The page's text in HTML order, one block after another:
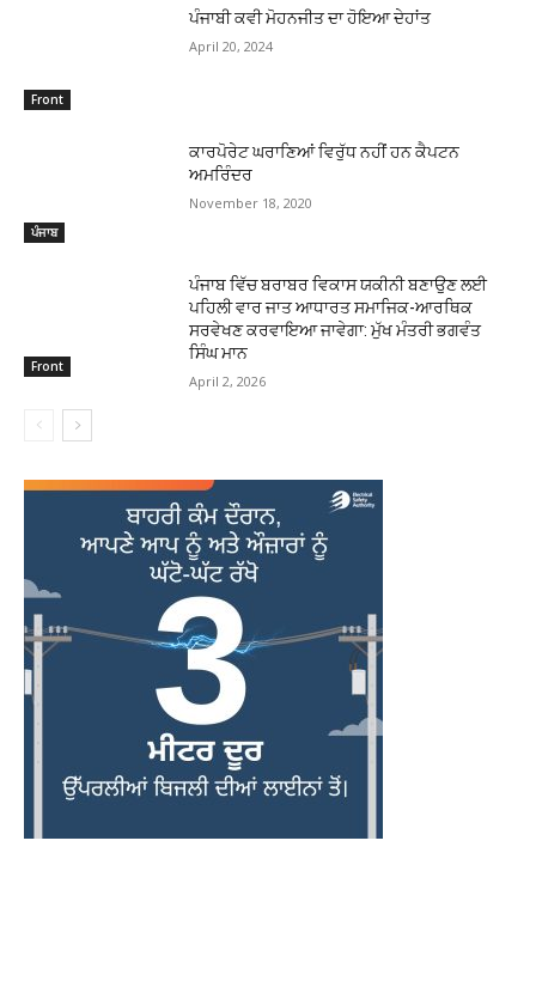
Front
ਪੰਜਾਬੀ ਕਵੀ ਮੋਹਨਜੀਤ ਦਾ ਹੋਇਆ ਦੇਹਾਂਤ
April 20, 2024
ਪੰਜਾਬ
ਕਾਰਪੋਰੇਟ ਘਰਾਣਿਆਂ ਵਿਰੁੱਧ ਨਹੀਂ ਹਨ ਕੈਪਟਨ
ਅਮਰਿੰਦਰ
November 18, 2020
Front
ਪੰਜਾਬ ਵਿੱਚ ਬਰਾਬਰ ਵਿਕਾਸ ਯਕੀਨੀ ਬਣਾਉਣ ਲਈ
ਪਹਿਲੀ ਵਾਰ ਜਾਤ ਆਧਾਰਤ ਸਮਾਜਿਕ-ਆਰਥਿਕ
ਸਰਵੇਖਣ ਕਰਵਾਇਆ ਜਾਵੇਗਾ: ਮੁੱਖ ਮੰਤਰੀ ਭਗਵੰਤ
ਸਿੰਘ ਮਾਨ
April 2, 2026